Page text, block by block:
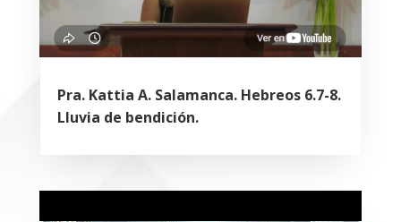
Pra. Kattia A. Salamanca. Hebreos 6.7-8.
Lluvia de bendición.